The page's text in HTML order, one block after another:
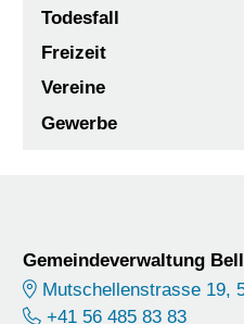
Todesfall
Freizeit
Vereine
Gewerbe
Footer
Gemeindeverwaltung
Mutschellenstrasse 19,
+41 56 485 83 83